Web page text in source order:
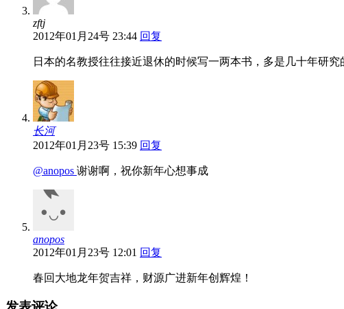
zftj
2012年01月24号 23:44 回复
日本的名教授往往接近退休的时候写一两本书，多是几十年研究
长河
2012年01月23号 15:39 回复
@anopos 谢谢啊，祝你新年心想事成
anopos
2012年01月23号 12:01 回复
春回大地龙年贺吉祥，财源广进新年创辉煌！